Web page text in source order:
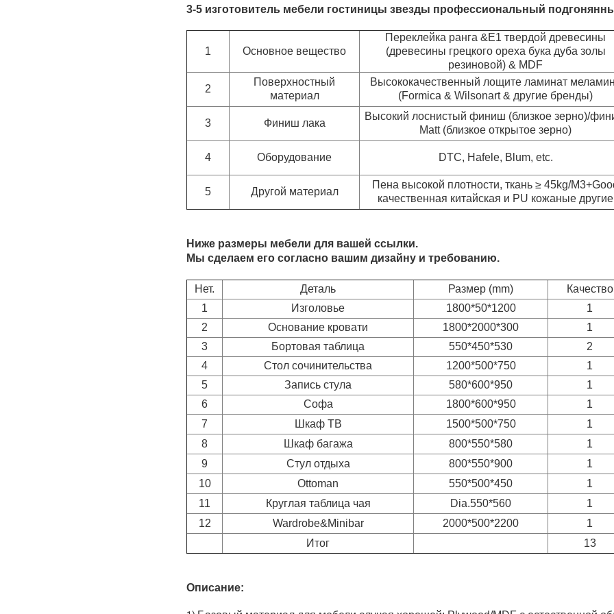
3-5 изготовитель мебели гостиницы звезды профессиональный
1 Основное вещество
Переклейка ранга &E1 твердой древесины
(древесины грецкого ореха бука дуба золы
резиновой) & MDF
2
Поверхностный
материал
Высококачественный лощите ламинат
(Formica & Wilsonart & другие бренды)
3 Финиш лака
Высокий лоснистый финиш (близкое зерно)/
Matt (близкое открытое зерно)
4 Оборудование DTC, Hafele, Blum, etc.
5 Другой материал
Пена высокой плотности, ткань ≥ 45kg/
качественная китайская и PU кожаные другие
Ниже размеры мебели для вашей ссылки.
Мы сделаем его согласно вашим дизайну и требованию.
Нет. Деталь Размер (mm)
Качество
1
Изголовье 1800*50*1200
1
2
Основание кровати 1800*2000*300
1
3
Бортовая таблица 550*450*530
2
4
Стол сочинительства 1200*500*750
1
5
Запись стула 580*600*950
1
6
Софа 1800*600*950
1
7
Шкаф ТВ 1500*500*750
1
8
Шкаф багажа 800*550*580
1
9
Стул отдыха 800*550*900
1
10
Ottoman 550*500*450
1
11
Круглая таблица чая Dia.550*560
1
12
Wardrobe&Minibar 2000*500*2200
1
Итог
13
Описание: